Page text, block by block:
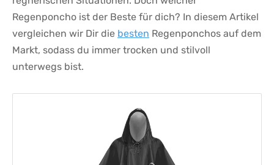
Regenponcho ist der Beste⁢ für dich? In diesem Artikel
vergleichen wir Dir die besten Regenponchos auf dem⁤
Markt, sodass ⁢du immer trocken und⁣ stilvoll
unterwegs bist.